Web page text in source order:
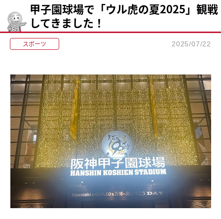
甲子園球場で「ウル虎の夏2025」観戦
してきました！
スポーツ 2025/07/22